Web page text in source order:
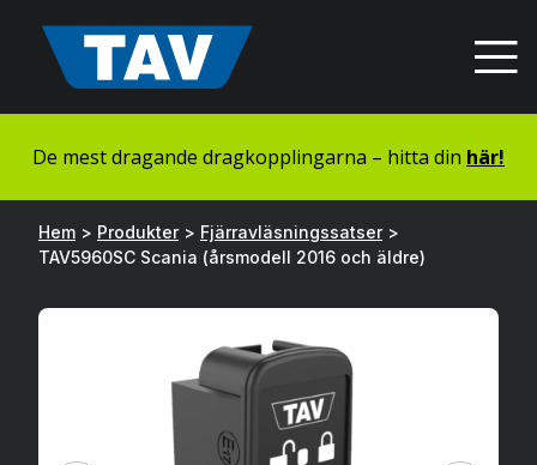
sisältöön
De mest dragande dragkopplingarna – hitta din här!
Hem > Produkter> Fjärravläsningssatser>
TAV5960SC Scania (årsmodell 2016 och äldre)